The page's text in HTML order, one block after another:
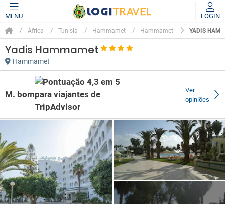
MENU LOGIN
África Tunísia Hammamet Hammamet YADIS
Yadis Hammamet
Hammamet
M. bom
Ver
opiniões